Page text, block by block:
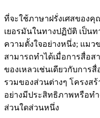
ที่จะใช้ภาษาฝรั่งเศสของ
เยอรมันในทางปฏิบัติ เป็น
ความตั้งใจอย่างหนึ่ง; แม
สามารถทำได้เมื่อการสื่อส
ของเหลวเช่นเดียวกับการ
รวมของส่วนต่างๆ โครงส
อย่างมีประสิทธิภาพหรือท
ส่วนใดส่วนหนึ่ง